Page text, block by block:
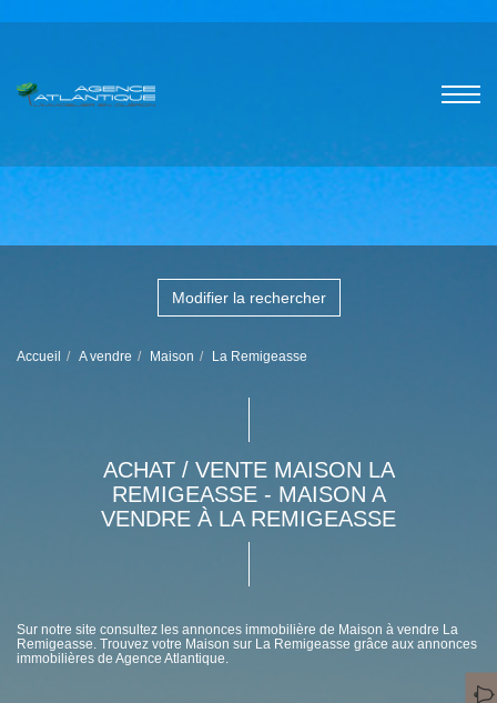
Modifier la rechercher
Accueil A vendre Maison La Remigeasse
ACHAT / VENTE MAISON LA
REMIGEASSE - MAISON A
VENDRE À LA REMIGEASSE
Sur notre site consultez les annonces immobilière de Maison à vendre La
Remigeasse. Trouvez votre Maison sur La Remigeasse grâce aux annonces
immobilières de Agence Atlantique.